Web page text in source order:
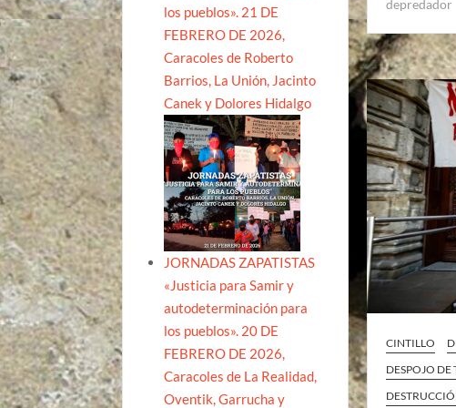
depredador
CINTILLO
DESPOJO DE
los pueblos». 21 DE
FEBRERO DE 2026,
Caracoles de Roberto
Barrios, La Unión, Jacinto
Canek y Dolores Hidalgo
JORNADAS ZAPATISTAS
«Justicia para Samir y
autodeterminación para
los pueblos». 20 DE
FEBRERO DE 2026,
Caracoles de La Realidad,
Oventik, Garrucha y